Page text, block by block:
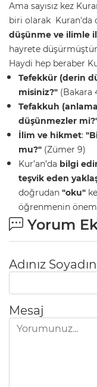
Ama sayısız kez
biri olarak Kuran'da
düşünme ve ilimle
hayrete
Haydi hep beraber
Tefekkür (derin
misiniz?" (Bakara
Tefakkuh
düşünmezler
İlim ve hikmet:
mu?" (Zümer 9)
Kur’an’da bilgi
teşvik eden
doğrudan "oku"
öğrenmenin
Yorum
Adınız
Mesaj